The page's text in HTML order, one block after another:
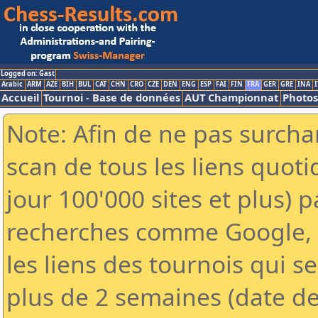
Logged on: Gast
Arabic ARM AZE BIH BUL CAT CHN CRO CZE DEN ENG ESP FAI FIN FRA GER GRE INA
Accueil Tournoi - Base de données AUT Championnat Photos
Note: Afin de ne pas
scan de tous les liens
jour 100'000 sites et plus)
recherches comme
les liens des tournois qui
plus de 2 semaines (date